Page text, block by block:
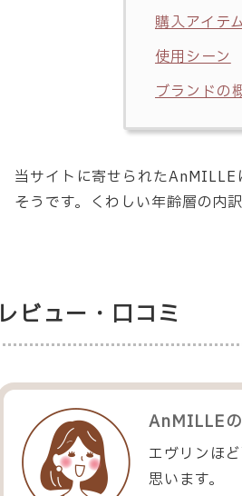
購入アイテ
使用シーン
ブランドの
当サイトに寄せられたAnMILLE
そうです。くわしい年齢層の内
レビュー・口コミ
AnMILLE
エヴリンほ
思います。